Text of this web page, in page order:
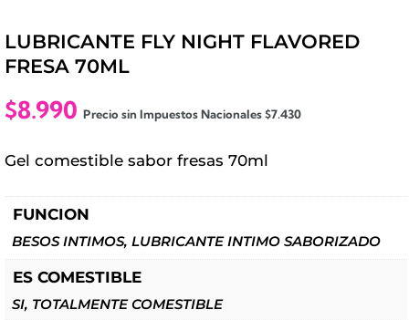
LUBRICANTE FLY NIGHT FLAVORED
FRESA 70ML
$8.990 Precio sin Impuestos Nacionales$7.430
Gel comestible sabor fresas 70ml
FUNCION
BESOS INTIMOS, LUBRICANTE INTIMO SABORIZADO
ES COMESTIBLE
SI, TOTALMENTE COMESTIBLE